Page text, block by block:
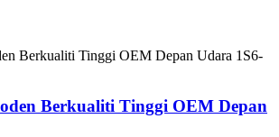
Berkualiti Tinggi OEM Depan